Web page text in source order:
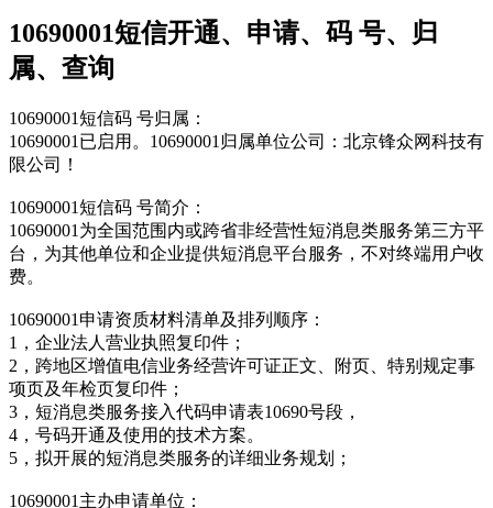
10690001短信开通、申请、码 号、归
属、查询
10690001短信码 号归属：
10690001已启用。10690001归属单位公司：北京锋众网科技有
限公司！
10690001短信码 号简介：
10690001为全国范围内或跨省非经营性短消息类服务第三方平
台，为其他单位和企业提供短消息平台服务，不对终端用户收
费。
10690001申请资质材料清单及排列顺序：
1，企业法人营业执照复印件；
2，跨地区增值电信业务经营许可证正文、附页、特别规定事
项页及年检页复印件；
3，短消息类服务接入代码申请表10690号段，
4，号码开通及使用的技术方案。
5，拟开展的短消息类服务的详细业务规划；
10690001主办申请单位：